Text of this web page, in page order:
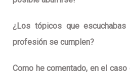
¿Los tópicos que
profesión se cumplen?
Como he comentado, en el